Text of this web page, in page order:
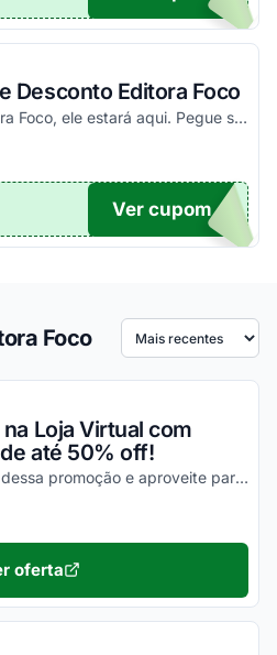
Desconto Editora Foco
Se existir um cupom Editora Foco, ele estará aqui. Pegue seu código promocional e confira agora!
TICO
Ver cupom
Foco Ordenar por
Loja Virtual com
até 50% off!
Confira todos os detalhes dessa promoção e aproveite para economizar agora mesmo!
oferta